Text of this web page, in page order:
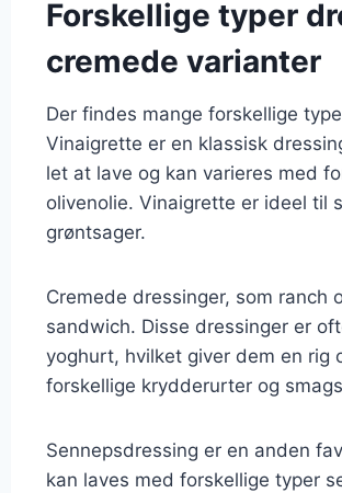
Forskellige typer
cremede varianter
Der findes mange forskellige
Vinaigrette er en klassisk
let at lave og kan varieres med
olivenolie. Vinaigrette er ideel til
grøntsager.
Cremede dressinger, som
sandwich. Disse dressinger er
yoghurt, hvilket giver dem en rig
forskellige krydderurter og
Sennepsdressing er en anden
kan laves med forskellige typer